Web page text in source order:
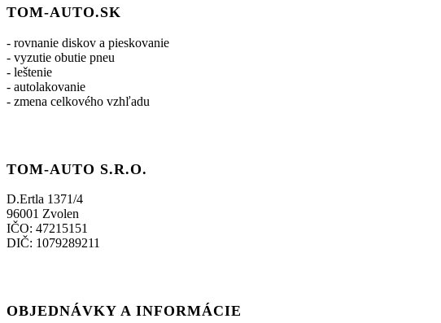
TOM-AUTO.SK
- rovnanie diskov a pieskovanie
- vyzutie obutie pneu
- leštenie
- autolakovanie
- zmena celkového vzhľadu
TOM-AUTO S.R.O.
D.Ertla 1371/4
96001 Zvolen
IČO: 47215151
DIČ: 1079289211
OBJEDNÁVKY A INFORMÁCIE